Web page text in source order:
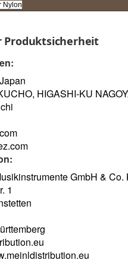
Nylon
HIGASHI-KU
GmbH & Co.
1